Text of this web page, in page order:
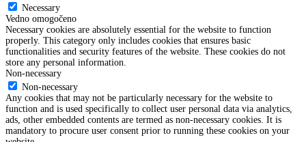
Necessary
Vedno omogočeno
Necessary cookies are absolutely essential for the website to function
properly. This category only includes cookies that ensures basic
functionalities and security features of the website. These cookies do not
store any personal information.
Non-necessary
Non-necessary
Any cookies that may not be particularly necessary for the website to
function and is used specifically to collect user personal data via analytics,
ads, other embedded contents are termed as non-necessary cookies. It is
mandatory to procure user consent prior to running these cookies on your